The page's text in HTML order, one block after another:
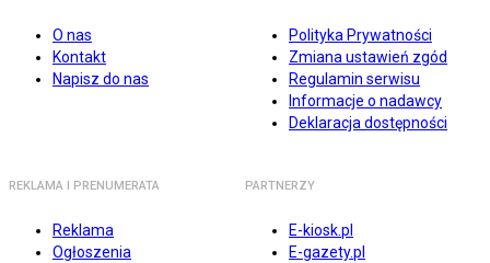
O nas
Kontakt
Napisz do nas
Polityka Prywatności
Zmiana ustawień zgód
Regulamin serwisu
Informacje o nadawcy
Deklaracja dostępności
REKLAMA I PRENUMERATA
Reklama
Ogłoszenia
PARTNERZY
E-kiosk.pl
E-gazety.pl